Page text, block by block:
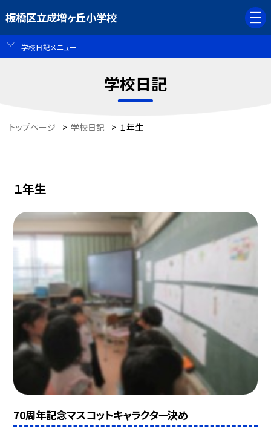
板橋区立成増ヶ丘小学校
学校日記メニュー
学校日記
トップページ > 学校日記 > １年生
１年生
70周年記念マスコットキャラクター決め